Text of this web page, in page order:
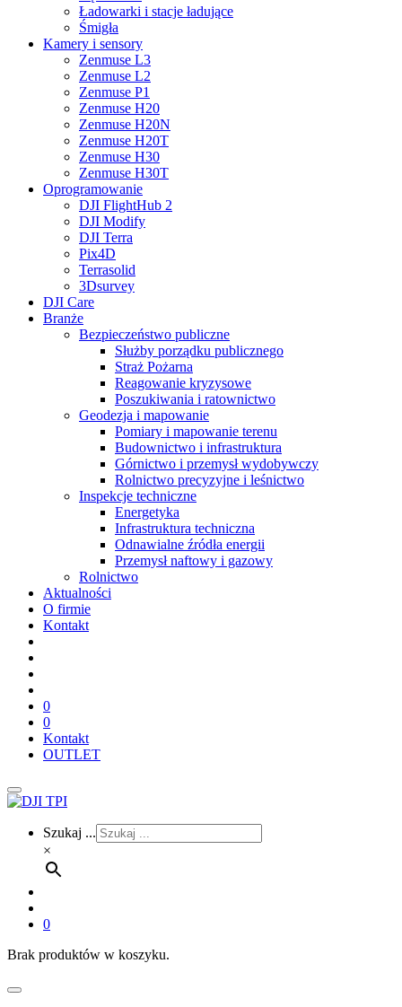
Ładowarki i stacje ładujące
Śmigła
Kamery i sensory
Zenmuse L3
Zenmuse L2
Zenmuse P1
Zenmuse H20
Zenmuse H20N
Zenmuse H20T
Zenmuse H30
Zenmuse H30T
Oprogramowanie
DJI FlightHub 2
DJI Modify
DJI Terra
Pix4D
Terrasolid
3Dsurvey
DJI Care
Branże
Bezpieczeństwo publiczne
Służby porządku publicznego
Straż Pożarna
Reagowanie kryzysowe
Poszukiwania i ratownictwo
Geodezja i mapowanie
Pomiary i mapowanie terenu
Budownictwo i infrastruktura
Górnictwo i przemysł wydobywczy
Rolnictwo precyzyjne i leśnictwo
Inspekcje techniczne
Energetyka
Infrastruktura techniczna
Odnawialne źródła energii
Przemysł naftowy i gazowy
Rolnictwo
Aktualności
O firmie
Kontakt
0
0
Kontakt
OUTLET
Szukaj ...
×
0
Brak produktów w koszyku.